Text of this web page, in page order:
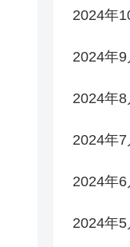
2024年
2024年9
2024年8
2024年7
2024年6
2024年5